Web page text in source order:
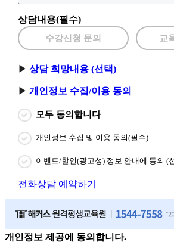
상담내용(필수)
수강신청 문의 교
상담 희망내용 (선택)
개인정보 수집/이용 동의
모두 동의합니다
개인정보 수집 및 이용 동의(필수)
이벤트/할인(광고성) 정보 안내에 동의 (
전화상담 예약하기
개인정보 제공에 동의합니다.